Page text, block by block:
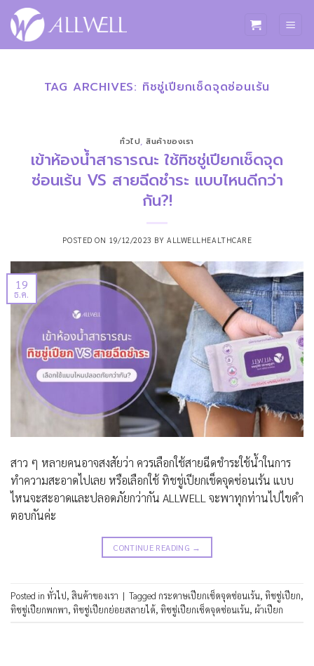
ข้าม
ไป
TAG ARCHIVES: ทิชชู่เปียกเช็ดจุดซ่อนเร้น
ทั่วไป,สินค้าของเรา
เข้าห้องน้ำสาธารณะ ใช้ทิชชู่เปียกเช็ดจุด
ซ่อนเร้น VS สายฉีดชำระ แบบไหนดีกว่า
กัน?!
POSTED ON 19/12/2023 BY ALLWELLHEALTHCARE
19
ธ.ค.
สาว ๆ หลายคนอาจสงสัยว่า ควรเลือกใช้สายฉีดชำระใช้น้ำในการ
ทำความสะอาดไปเลย หรือเลือกใช้ ทิชชู่เปียกเช็ดจุดซ่อนเร้น แบบ
ไหนจะสะอาดและปลอดภัยกว่ากัน ALLWELL จะพาทุกท่านไปไขคำ
ตอบกันค่ะ
CONTINUE READING →
Posted in ทั่วไป, สินค้าของเรา | Tagged กระดาษเปียกเช็ดจุดซ่อนเร้น, ทิชชู่เปียก,
ทิชชู่เปียกพกพา, ทิชชู่เปียกย่อยสลายได้, ทิชชู่เปียกเช็ดจุดซ่อนเร้น, ผ้าเปียก